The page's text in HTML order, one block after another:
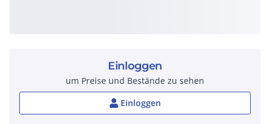
Einloggen
um Preise und Bestände zu sehen
Einloggen